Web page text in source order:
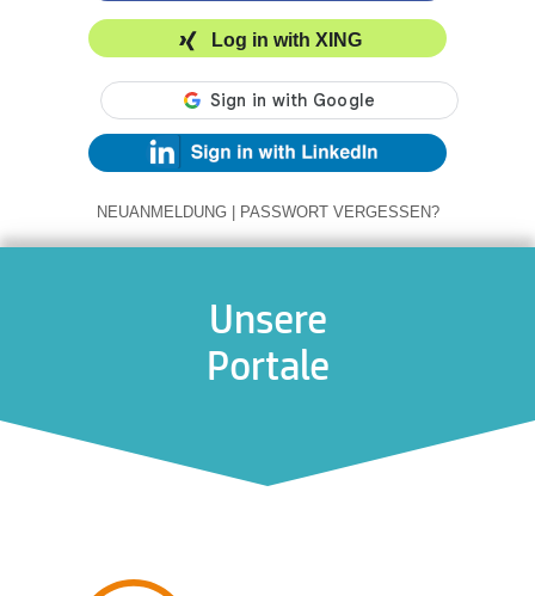
Log in with XING
NEUANMELDUNG | PASSWORT VERGESSEN?
Unsere
Portale